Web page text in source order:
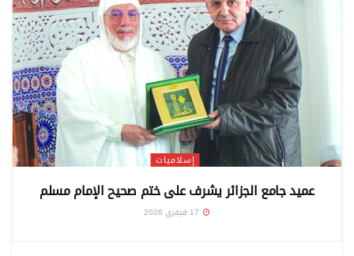
إسلاميات
عميد جامع الجزائر يشرف على ختم صحيح الإمام مسلم